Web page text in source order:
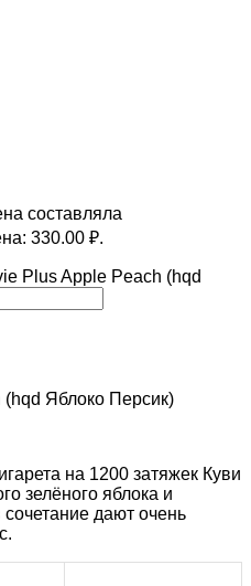
составляла
330.00 ₽.
Plus Apple Peach (hqd
Яблоко Персик)
на 1200 затяжек Куви
зелёного яблока и
дают очень